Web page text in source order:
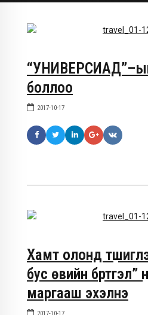
боллоо
2017-10-17
Хамт олонд
бус өвийн бүртгэл”
маргааш эхэлнэ